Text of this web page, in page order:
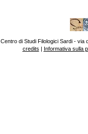
Centro di Studi Filologici Sardi - via
credits | Informativa sulla